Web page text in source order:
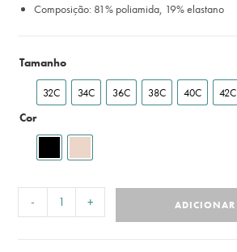
Composição: 81% poliamida, 19% elastano
Tamanho
32C 34C 36C 38C 40C 42C
Cor
- + ADICIONAR